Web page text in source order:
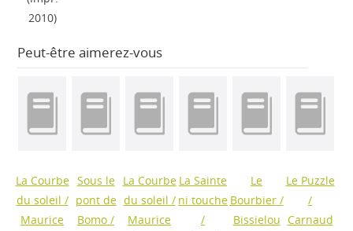
2010)
Peut-être aimerez-vous
La Courbe
du soleil /
Maurice
Sous le
pont de
Bomo /
La Courbe
du soleil /
Maurice
La Sainte
ni touche
/
Le
Bourbier/
Bissielou
Le Puzzle
/
Carnaud